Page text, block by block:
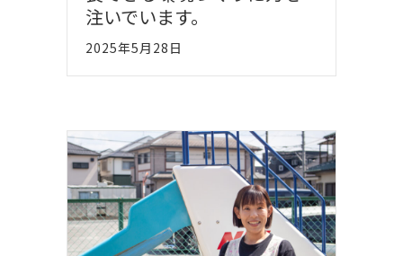
注いでいます。
2025年5月28日